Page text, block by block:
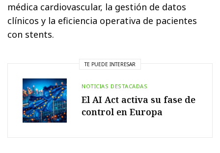
médica cardiovascular, la gestión de datos
clínicos y la eficiencia operativa de pacientes
con stents.
TE PUEDE INTERESAR
NOTICIAS DESTACADAS
El AI Act activa su fase de
control en Europa